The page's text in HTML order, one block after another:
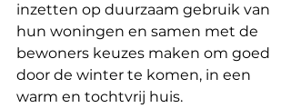
inzetten op duurzaam gebruik van
hun woningen en samen met de
bewoners keuzes maken om goed
door de winter te komen, in een
warm en tochtvrij huis.